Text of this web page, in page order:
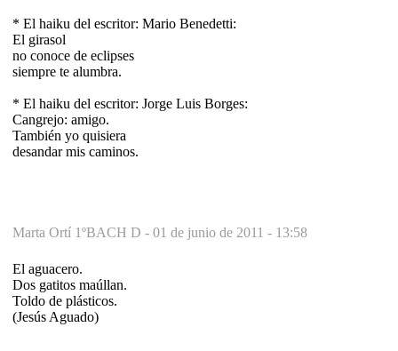
* El haiku del escritor: Mario Benedetti:
El girasol
no conoce de eclipses
siempre te alumbra.
* El haiku del escritor: Jorge Luis Borges:
Cangrejo: amigo.
También yo quisiera
desandar mis caminos.
Marta Ortí 1ºBACH D - 01 de junio de 2011 - 13:58
El aguacero.
Dos gatitos maúllan.
Toldo de plásticos.
(Jesús Aguado)